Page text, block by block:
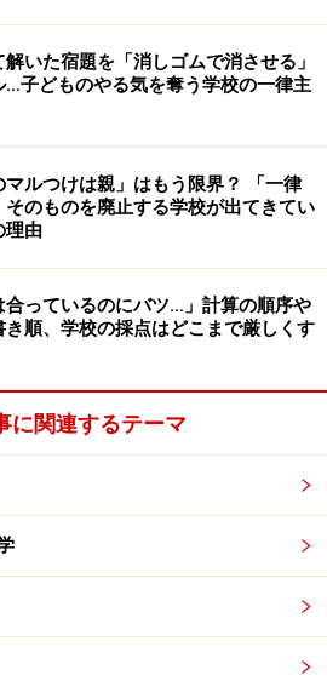
もともとの”こだわる度合い”の
どもが置かれている環境に改善
パターンは2つあり、1つは、せ
ールが守られていないケースで
ールであれば、子どもは自分な
くなるのは想像に難しくないと
引くために、だだをこねている
まれたときの上の子の赤ちゃん
あるママなら、その顕著な変化が
どもは、親の目線を常に欲して
ママの気を引こうとします。そ
目線がにこやかならベストです
た鬼のような形相でも、それを欲
らしたら、「怒鳴られてでも、
はそこまでしても、「見てもら
いた宿題を「消しゴムで消させる」
…子どものやる気を奪う学校の一律主
マルつけは親」はもう限界？ 「一律
そのものを廃止する学校が出てきてい
理由
合っているのにバツ…」計算の順序や
き順、学校の採点はどこまで厳しくす
に関連するテーマ